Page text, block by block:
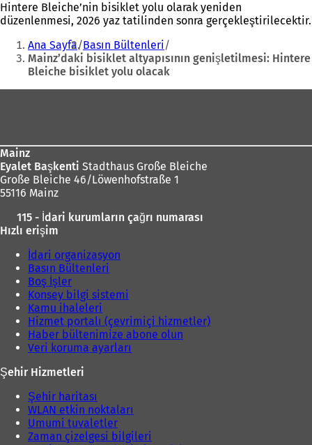
Hintere Bleiche’nin bisiklet yolu olarak yeniden
düzenlenmesi, 2026 yaz tatilinden sonra gerçekleştirilecektir.
Buradasınız:
Ana Sayfa Basın Bültenleri
Mainz’daki bisiklet altyapısının genişletilmesi: Hintere
Bleiche bisiklet yolu olacak
Mainz
Eyalet Başkenti Stadthaus Große Bleiche
Große Bleiche 46/Löwenhofstraße 1
55116 Mainz
115 - İdari kurumların çağrı numarası
Hızlı erişim
İdari organizasyon
Basın Bültenleri
Boş İşler
Konsey bilgi sistemi
Kamu ihaleleri
Hizmet portalı (çevrimiçi hizmetler)
Haber bültenimize abone olun
Veri koruma ayarları
Şehir Hizmetleri
Şehir haritası
WLAN etkin noktaları
Umumi tuvaletler
Zaman çizelgesi bilgileri